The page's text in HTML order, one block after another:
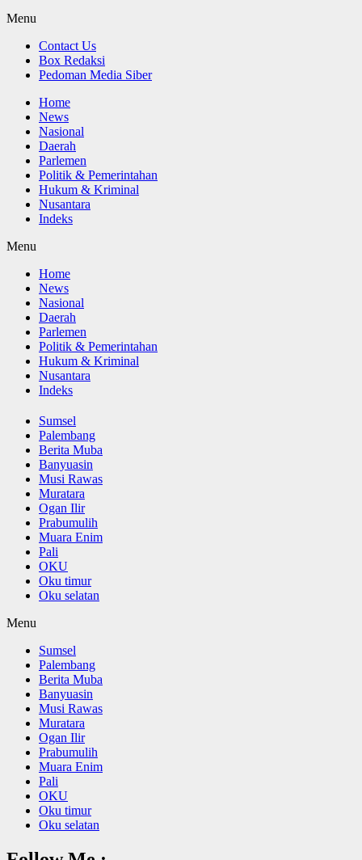
Menu
Contact Us
Box Redaksi
Pedoman Media Siber
Home
News
Nasional
Daerah
Parlemen
Politik & Pemerintahan
Hukum & Kriminal
Nusantara
Indeks
Menu
Home
News
Nasional
Daerah
Parlemen
Politik & Pemerintahan
Hukum & Kriminal
Nusantara
Indeks
Sumsel
Palembang
Berita Muba
Banyuasin
Musi Rawas
Muratara
Ogan Ilir
Prabumulih
Muara Enim
Pali
OKU
Oku timur
Oku selatan
Menu
Sumsel
Palembang
Berita Muba
Banyuasin
Musi Rawas
Muratara
Ogan Ilir
Prabumulih
Muara Enim
Pali
OKU
Oku timur
Oku selatan